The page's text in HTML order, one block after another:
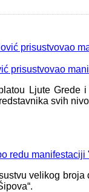
prisustvovao
Ljute
svih
redu
velikog